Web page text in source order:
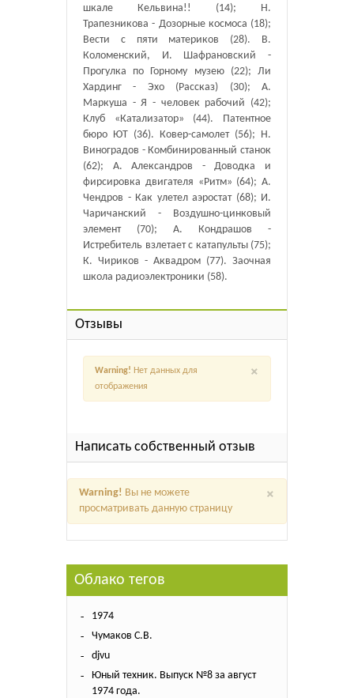
шкале Кельвина!! (14); Н.
Трапезникова - Дозорные космоса (18);
Вести с пяти материков (28). В.
Коломенский, И. Шафрановский -
Прогулка по Горному музею (22); Ли
Хардинг - Эхо (Рассказ) (30); А.
Маркуша - Я - человек рабочий (42);
Клуб «Катализатор» (44). Патентное
бюро ЮТ (36). Ковер-самолет (56); Н.
Виноградов - Комбинированный станок
(62); А. Александров - Доводка и
фирсировка двигателя «Ритм» (64); А.
Чендров - Как улетел аэростат (68); И.
Чаричанский - Воздушно-цинковый
элемент (70); А. Кондрашов -
Истребитель взлетает с катапульты (75);
К. Чириков - Аквадром (77). Заочная
школа радиоэлектроники (58).
Отзывы
×
Warning! Нет данных для
отображения
Написать собственный отзыв
×
Warning! Вы не можете
просматривать данную страницу
Облако тегов
1974
Чумаков С.В.
djvu
Юный техник. Выпуск №8 за август
1974 года.